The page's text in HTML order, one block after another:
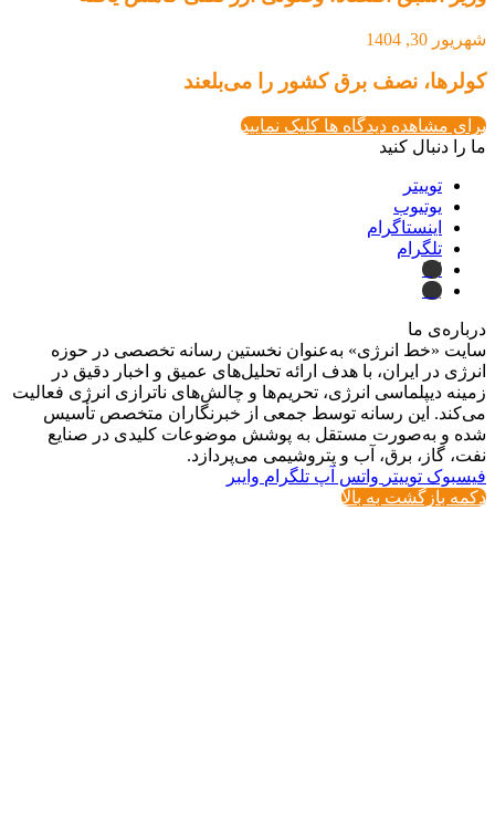
1404
نصف برق کشور را می‌بلعند
دیدگاه ها کلیک نمایید
دنبال کنید
توییتر
یوتیوب
اینستاگرام
تلگرام
ما
«خط انرژی» به‌عنوان نخستین رسانه تخصصی در حوزه
در ایران، با هدف ارائه تحلیل‌های عمیق و اخبار دقیق در
دیپلماسی انرژی، تحریم‌ها و چالش‌های ناترازی انرژی فعالیت
این رسانه توسط جمعی از خبرنگاران متخصص تأسیس
به‌صورت مستقل به پوشش موضوعات کلیدی در صنایع
گاز، برق، آب و پتروشیمی می‌پردازد.
توییتر واتس آپ تلگرام وایبر
به بالا